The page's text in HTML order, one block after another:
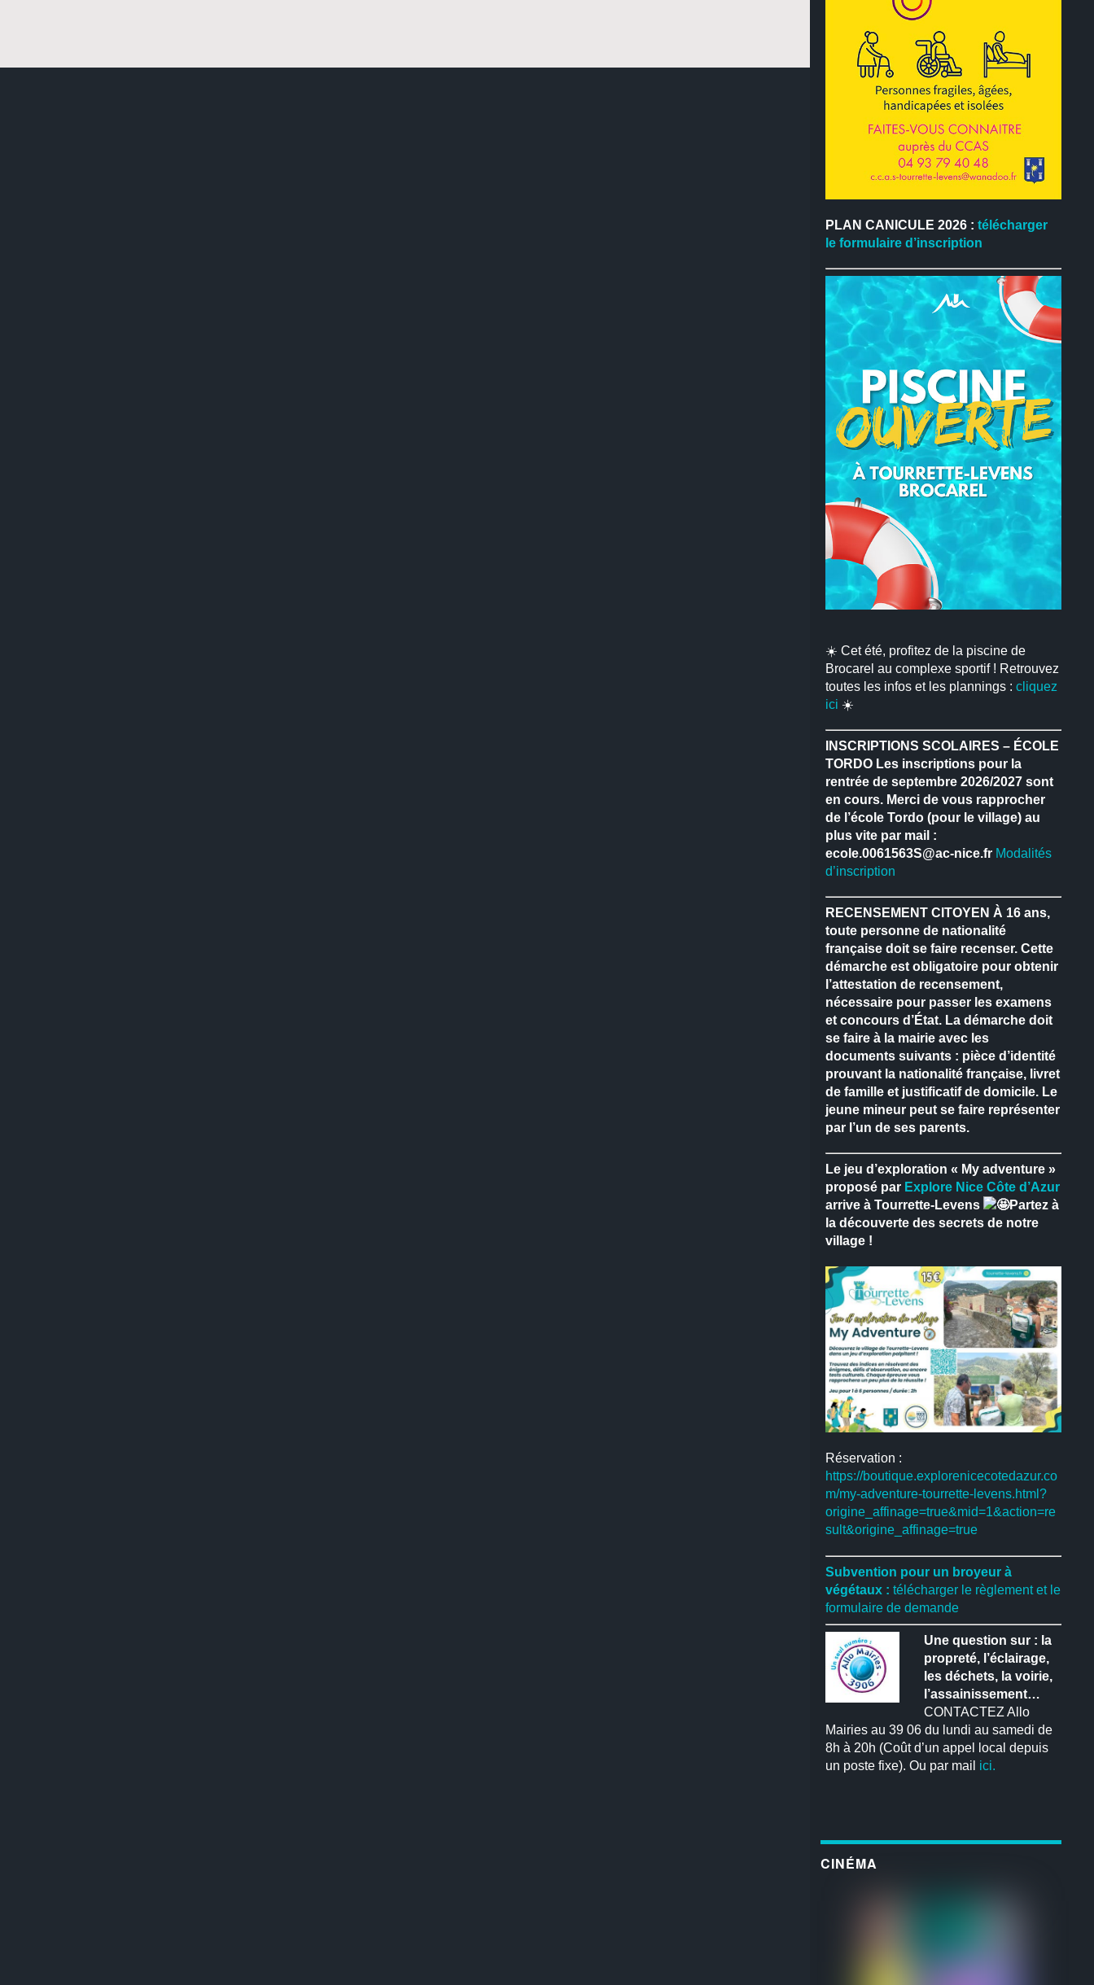
PLAN CANICULE 2026 : télécharger
le formulaire d’inscription
☀️ Cet été, profitez de la piscine de
Brocarel au complexe sportif ! Retrouvez
toutes les infos et les plannings : cliquez
ici ☀️
INSCRIPTIONS SCOLAIRES – ÉCOLE
TORDOLes inscriptions pour la
rentrée de septembre 2026/2027 sont
en cours. Merci de vous rapprocher
de l’école Tordo (pour le village) au
plus vite par mail :
ecole.0061563S@ac-nice.fr Modalités
d’inscription
RECENSEMENT CITOYEN À 16 ans,
toute personne de nationalité
française doit se faire recenser. Cette
démarche est obligatoire pour obtenir
l’attestation de recensement,
nécessaire pour passer les examens
et concours d’État.La démarche doit
se faire à la mairie avec les
documents suivants : pièce d’identité
prouvant la nationalité française, livret
de famille et justificatif de domicile.Le
jeune mineur peut se faire représenter
par l’un de ses parents.
Le jeu d’exploration « My adventure »
proposé par Explore Nice Côte d’Azur
arrive à Tourrette-Levens
Partez à
la découverte des secrets de notre
village !
Réservation :
https://boutique.explorenicecotedazur.co
m/my-adventure-tourrette-levens.html?
origine_affinage=true&mid=1&action=re
sult&origine_affinage=true
Subvention pour un broyeur à
végétaux : télécharger le règlement et le
formulaire de demande
Une question sur : la
propreté, l’éclairage,
les déchets, la voirie,
l’assainissement…
CONTACTEZ Allo
Mairies au 39 06 du lundi au samedi de
8h à 20h (Coût d’un appel local depuis
un poste fixe). Ou par mail ici.
CINÉMA